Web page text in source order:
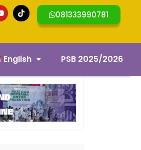
081333990781
English PSB 2025/2026